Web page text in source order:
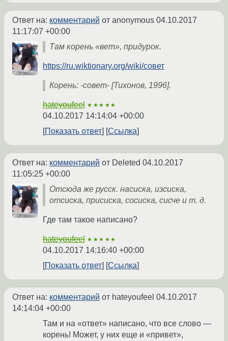
Ответ на: комментарий от anonymous 04.10.2017
11:17:07 +00:00
Там корень «вет», придурок.
https://ru.wiktionary.org/wiki/совет
Корень: -совет- [Тихонов, 1996].
hateyoufeel ★★★★★
04.10.2017 14:14:04 +00:00
Показать ответ
Ссылка
Ответ на: комментарий от Deleted 04.10.2017
11:05:25 +00:00
Отсюда же русск. насиска, изсиска,
отсиска, присиска, сосиска, сисче и т. д.
Где там такое написано?
hateyoufeel ★★★★★
04.10.2017 14:16:40 +00:00
Показать ответ
Ссылка
Ответ на: комментарий от hateyoufeel 04.10.2017
14:14:04 +00:00
Там и на «ответ» написано, что все слово —
корень! Может, у них еще и «привет»,